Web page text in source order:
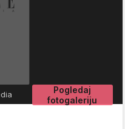
Pogledaj
fotogaleriju